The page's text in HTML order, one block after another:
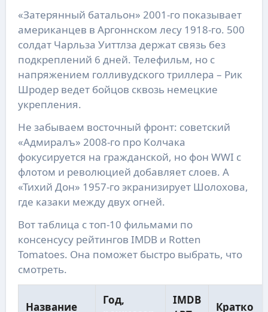
«Затерянный батальон» 2001-го показывает
американцев в Аргоннском лесу 1918-го. 500
солдат Чарльза Уиттлза держат связь без
подкреплений 6 дней. Телефильм, но с
напряжением голливудского триллера – Рик
Шродер ведет бойцов сквозь немецкие
укрепления.
Не забываем восточный фронт: советский
«Адмиралъ» 2008-го про Колчака
фокусируется на гражданской, но фон WWI с
флотом и революцией добавляет слоев. А
«Тихий Дон» 1957-го экранизирует Шолохова,
где казаки между двух огней.
Вот таблица с топ-10 фильмами по
консенсусу рейтингов IMDB и Rotten
Tomatoes. Она поможет быстро выбрать, что
смотреть.
Название
Год,
IMDB
Кратко